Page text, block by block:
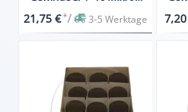
21,75 €*/ 3-5 Werktage